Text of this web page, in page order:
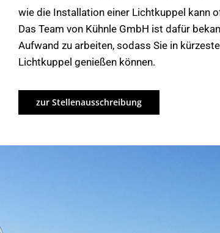
wie die Installation einer Lichtkuppel kann
Das Team von Kühnle GmbH ist dafür
Aufwand zu arbeiten, sodass Sie in
Lichtkuppel genießen können.
zur Stellenausschreibung